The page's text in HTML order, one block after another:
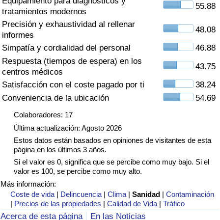
tratamientos modernos
55.88
Precisión y exhaustividad al rellenar
informes
48.08
Simpatía y cordialidad del personal
46.88
Respuesta (tiempos de espera) en los
centros médicos
43.75
Satisfacción con el coste pagado por ti
38.24
Conveniencia de la ubicación
54.69
Colaboradores: 17
Última actualización: Agosto 2026
Estos datos están basados en opiniones de visitantes de esta
página en los últimos 3 años.
Si el valor es 0, significa que se percibe como muy bajo. Si el
valor es 100, se percibe como muy alto.
Más información:
Coste de vida | Delincuencia |Clima |Sanidad |Contaminación
| Precios de las propiedades |Calidad de Vida |Tráfico
Acerca de esta página En las Noticias
Índice de criminalidad por país
Sanidad
Índice de Sanidad (Actual)
Índice de Sanidad
Contaminación
Índice de Contaminación (Actual)
Índice de contaminación
Índice de Contaminación por País